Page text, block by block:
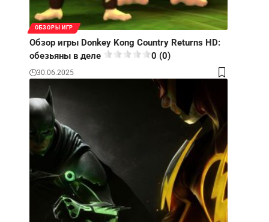
ОБЗОРЫ ИГР
Обзор игры Donkey Kong Country Returns HD:
обезьяны в деле
0 (0)
30.06.2025